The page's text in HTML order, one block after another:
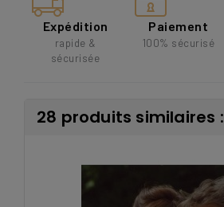
Expédition
rapide &
sécurisée
Paiement
100% sécurisé
28 produits similaires :